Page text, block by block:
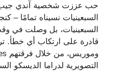
حب عززت شخصية آندي
السبعينيات نسيناه تمامًا –
السبعينيات، بل وصلت في
قادرة على ارتكاب أي خطأ.